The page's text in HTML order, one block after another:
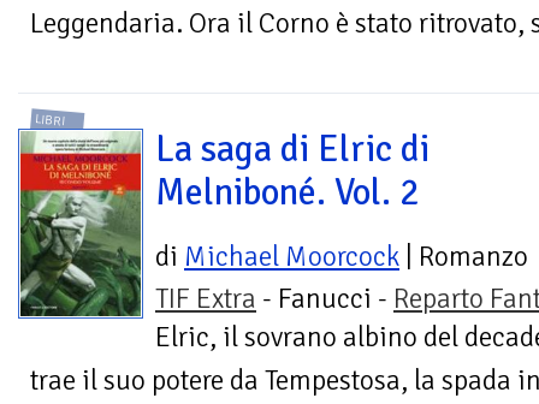
Leggendaria. Ora il Corno è stato ritrovato,
LIBRI
La saga di Elric di
Melniboné. Vol. 2
di Michael Moorcock | Romanzo
TIF Extra - Fanucci - Reparto
Elric, il sovrano albino del
trae il suo potere da Tempestosa, la spada